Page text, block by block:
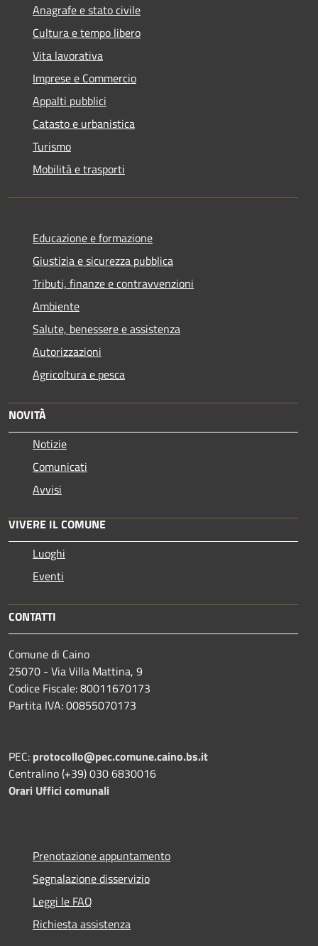
Anagrafe e stato civile
Cultura e tempo libero
Vita lavorativa
Imprese e Commercio
Appalti pubblici
Catasto e urbanistica
Turismo
Mobilità e trasporti
Educazione e formazione
Giustizia e sicurezza pubblica
Tributi, finanze e contravvenzioni
Ambiente
Salute, benessere e assistenza
Autorizzazioni
Agricoltura e pesca
NOVITÀ
Notizie
Comunicati
Avvisi
VIVERE IL COMUNE
Luoghi
Eventi
CONTATTI
Comune di Caino
25070 - Via Villa Mattina, 9
Codice Fiscale: 80011670173
Partita IVA: 00855070173
PEC: protocollo@pec.comune.caino.bs.it
Centralino (+39) 030 6830016
Orari Uffici comunali
Prenotazione appuntamento
Segnalazione disservizio
Leggi le FAQ
Richiesta assistenza